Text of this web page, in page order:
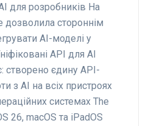
для розробників На
дозволила стороннім
AI-моделі у
API для AI
створено єдину API-
з AI на всіх пристроях
системах The
26, macOS та iPadOS